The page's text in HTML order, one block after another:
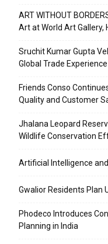
ART WITHOUT
Art at World Art Gallery,
Sruchit Kumar Gupta
Global Trade
Friends Conso
Quality and Customer
Jhalana Leopard
Wildlife Conservation
Artificial Intelligence
Gwalior Residents Plan
Phodeco Introduces
Planning in India